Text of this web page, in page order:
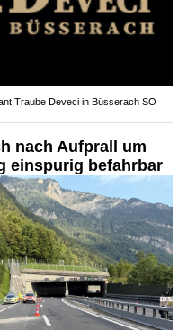
Traube Deveci in Büsserach SO
nach Aufprall um
einspurig befahrbar